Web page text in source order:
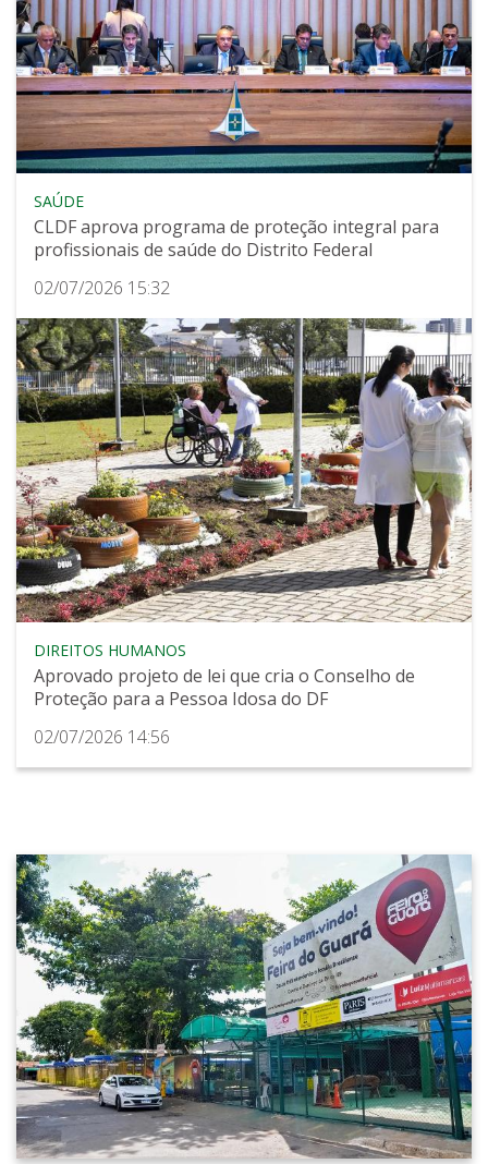
SAÚDE
CLDF aprova programa de proteção integral para
profissionais de saúde do Distrito Federal
02/07/2026 15:32
DIREITOS HUMANOS
Aprovado projeto de lei que cria o Conselho de
Proteção para a Pessoa Idosa do DF
02/07/2026 14:56